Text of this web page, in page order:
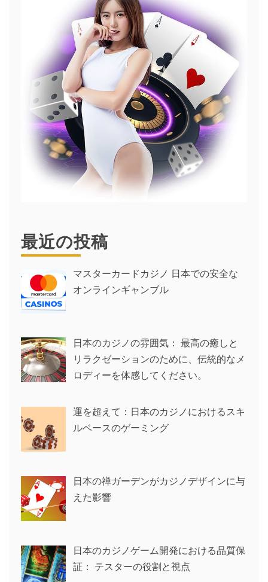
最近の投稿
マスターカードカジノ 日本での安全な
オンラインギャンブル
日本のカジノの雰囲気： 最高の癒しと
リラクゼーションのために、伝統的なメ
ロディーを体感してください。
運を超えて：日本のカジノにおけるスキ
ルベースのゲーミング
日本の禅ガーデンがカジノデザインに与
えた影響
日本のカジノゲーム開発における品質保
証： テスターの役割と視点